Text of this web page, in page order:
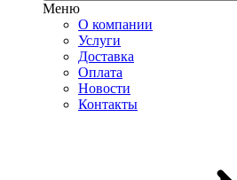
Меню
О компании
Услуги
Доставка
Оплата
Новости
Контакты